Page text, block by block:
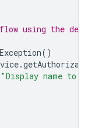
using the
()
.
"Display name to